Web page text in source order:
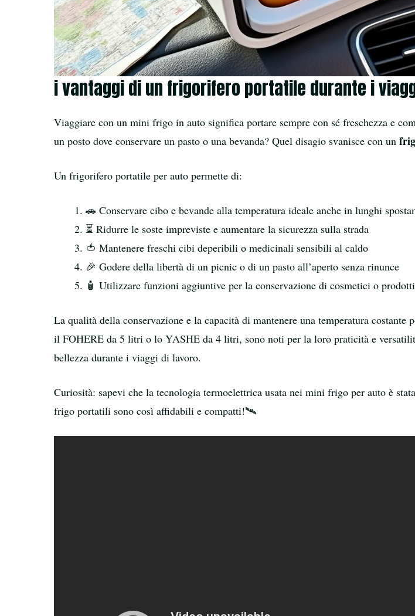
i vantaggi di un frigorifero portatile durante i
Viaggiare con un mini frigo in auto significa portare sempre con sé freschezza e
un posto dove conservare un pasto o una bevanda? Quel disagio svanisce con un
Un frigorifero portatile per auto permette di:
🚗 Conservare cibo e bevande alla temperatura ideale anche in lunghi
⏳ Ridurre le soste impreviste e aumentare la sicurezza sulla strada
🍅 Mantenere freschi cibi deperibili o medicinali sensibili al caldo
🎉 Godere della libertà di un picnic o di un pasto all’aperto senza rinunce
🧴 Utilizzare funzioni aggiuntive per la conservazione di cosmetici o
La qualità della conservazione e la capacità di mantenere una temperatura
il FOHERE da 5 litri o lo YASHE da 4 litri, sono noti per la loro praticità e
bellezza durante i viaggi di lavoro.
Curiosità: sapevi che la tecnologia termoelettrica usata nei mini frigo per auto è
frigo portatili sono così affidabili e compatti!🛰️